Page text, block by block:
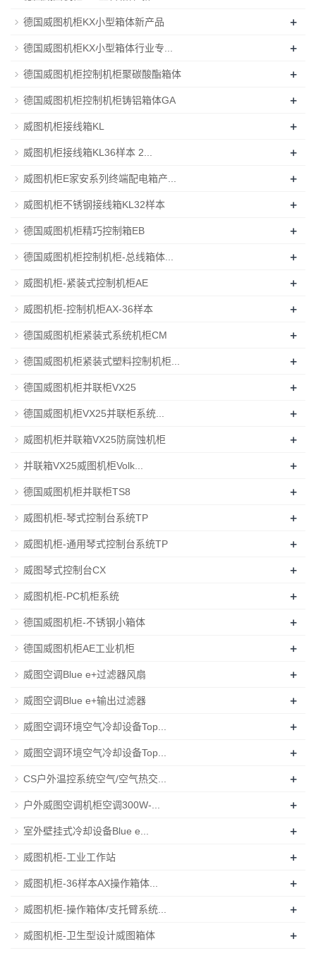
德国威图机柜KX小型箱体新产品 +
德国威图机柜KX小型箱体行业专... +
德国威图机柜控制机柜聚碳酸酯箱体 +
德国威图机柜控制机柜铸铝箱体GA +
威图机柜接线箱KL +
威图机柜接线箱KL36样本 2... +
威图机柜E家安系列终端配电箱产... +
威图机柜不锈钢接线箱KL32样本 +
德国威图机柜精巧控制箱EB +
德国威图机柜控制机柜-总线箱体... +
威图机柜-紧装式控制机柜AE +
威图机柜-控制机柜AX-36样本 +
德国威图机柜紧装式系统机柜CM +
德国威图机柜紧装式塑料控制机柜... +
德国威图机柜并联柜VX25 +
德国威图机柜VX25并联柜系统... +
威图机柜并联箱VX25防腐蚀机柜 +
并联箱VX25威图机柜Volk... +
德国威图机柜并联柜TS8 +
威图机柜-琴式控制台系统TP +
威图机柜-通用琴式控制台系统TP +
威图琴式控制台CX +
威图机柜-PC机柜系统 +
德国威图机柜-不锈钢小箱体 +
德国威图机柜AE工业机柜 +
威图空调Blue e+过滤器风扇 +
威图空调Blue e+输出过滤器 +
威图空调环境空气冷却设备Top... +
威图空调环境空气冷却设备Top... +
CS户外温控系统空气/空气热交... +
户外威图空调机柜空调300W-... +
室外壁挂式冷却设备Blue e... +
威图机柜-工业工作站 +
威图机柜-36样本AX操作箱体... +
威图机柜-操作箱体/支托臂系统... +
威图机柜-卫生型设计威图箱体
+